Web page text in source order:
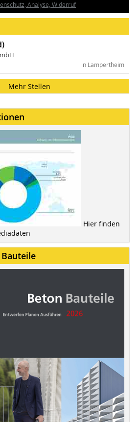
Analyse, Widerruf
in Lampertheim
Mehr Stellen
Hier finden